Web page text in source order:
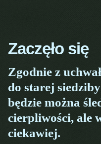
Zaczęło się
Zgodnie z
do starej
będzie można
cierpliwości, ale
ciekawiej.